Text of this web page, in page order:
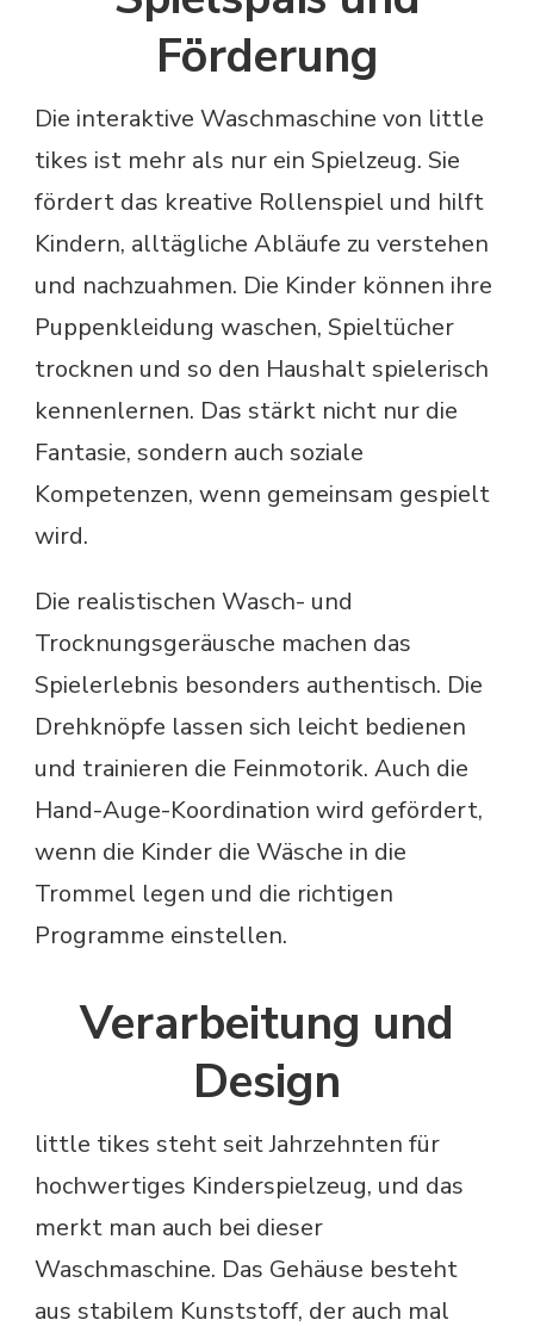
Förderung
Die interaktive Waschmaschine von little
tikes ist mehr als nur ein Spielzeug. Sie
fördert das kreative Rollenspiel und hilft
Kindern, alltägliche Abläufe zu verstehen
und nachzuahmen. Die Kinder können ihre
Puppenkleidung waschen, Spieltücher
trocknen und so den Haushalt spielerisch
kennenlernen. Das stärkt nicht nur die
Fantasie, sondern auch soziale
Kompetenzen, wenn gemeinsam gespielt
wird.
Die realistischen Wasch- und
Trocknungsgeräusche machen das
Spielerlebnis besonders authentisch. Die
Drehknöpfe lassen sich leicht bedienen
und trainieren die Feinmotorik. Auch die
Hand-Auge-Koordination wird gefördert,
wenn die Kinder die Wäsche in die
Trommel legen und die richtigen
Programme einstellen.
Verarbeitung und
Design
little tikes steht seit Jahrzehnten für
hochwertiges Kinderspielzeug, und das
merkt man auch bei dieser
Waschmaschine. Das Gehäuse besteht
aus stabilem Kunststoff, der auch mal